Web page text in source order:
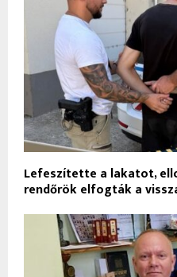
Lefeszítette a lakatot,
rendőrök elfogták a